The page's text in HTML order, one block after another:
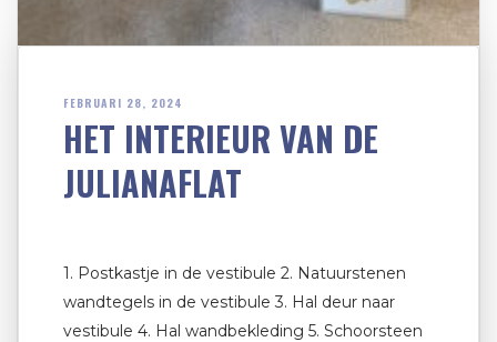
FEBRUARI 28, 2024
HET INTERIEUR VAN DE
JULIANAFLAT
1. Postkastje in de vestibule 2. Natuurstenen
wandtegels in de vestibule 3. Hal deur naar
vestibule 4. Hal wandbekleding 5. Schoorsteen